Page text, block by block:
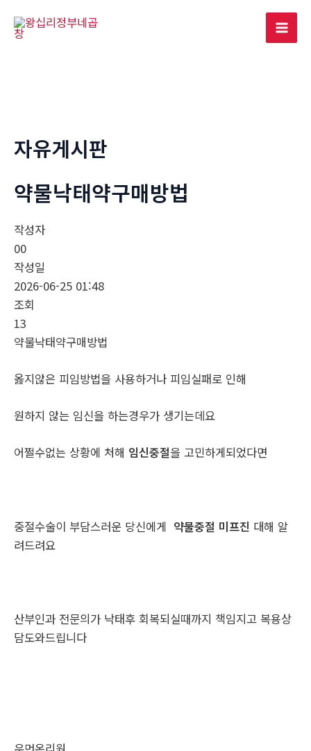
Main
자유게시판
약물낙태약구매방법
작성자
00
작성일
2026-06-25 01:48
조회
13
약물낙태약구매방법
옳지않은 피임방법을 사용하거나 피임실패로 인해
원하지 않는 임신을 하는경우가 생기는데요
어쩔수없는 상황에 처해 임신중절을 고민하게되었다면
중절수술이 부담스러운 당신에게 약물중절 미프진 대해 알
려드려요
산부인과 전문의가 낙태후 회복되실때까지 책임지고 복용상
담도와드립니다